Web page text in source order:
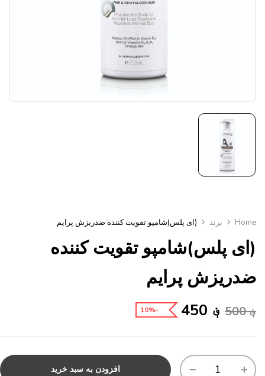
Home برند (ای پلس)شامپو تقویت کننده ضدریزش پرایم
(ای پلس)شامپو تقویت کننده
ضدریزش پرایم
؋500 ؋ -10%
افزودن به سبد خرید